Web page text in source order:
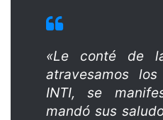
«Le conté de
atravesamos
INTI, se
mandó sus